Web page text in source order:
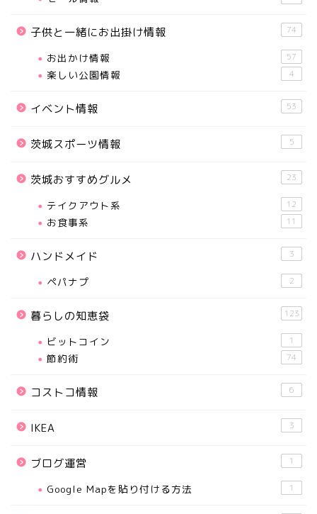
子供と一緒にお出掛け情報 74
お出かけ情報 57
楽しい公園情報 4
イベント情報 53
茨城スポーツ情報 5
茨城おすすめグルメ 23
テイクアウト系 12
お食事系 11
ハンドメイド 3
ペパナプ 2
暮らしの知恵袋 123
ビットコイン 1
節約術 74
コストコ情報 6
IKEA 3
ブログ運営 1
Google Mapを貼り付ける方法 1